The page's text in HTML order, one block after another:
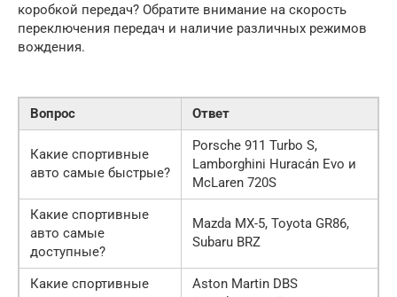
коробкой передач? Обратите внимание на скорость
переключения передач и наличие различных режимов
вождения.
Вопрос Ответ
Какие спортивные
авто самые быстрые?
Porsche 911 Turbo S,
Lamborghini Huracán Evo и
McLaren 720S
Какие спортивные
авто самые
доступные?
Mazda MX-5, Toyota GR86,
Subaru BRZ
Какие спортивные
Aston Martin DBS